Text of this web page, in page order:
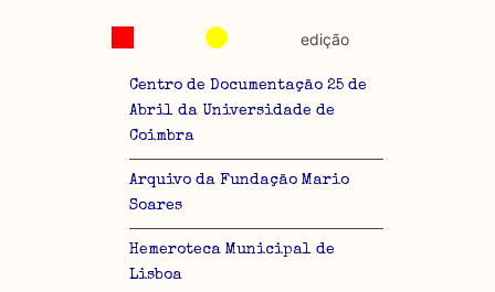
Centro de Documentação 25 de
Abril da Universidade de
Coimbra
Arquivo da Fundação Mario
Soares
Hemeroteca Municipal de
Lisboa
edição